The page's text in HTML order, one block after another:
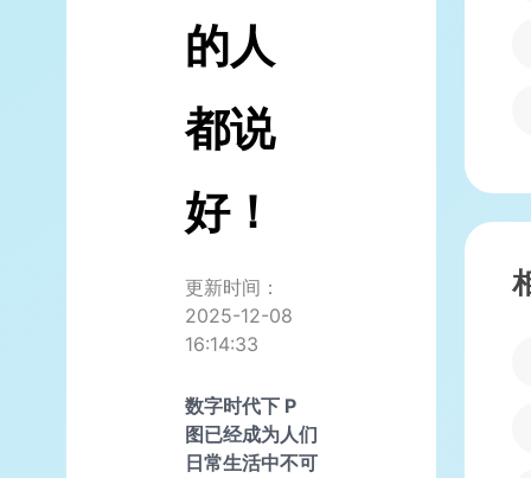
的人
都说
好！
更新时间：
2025-12-08
16:14:33
数字时代下 P
图已经成为人们
日常生活中不可